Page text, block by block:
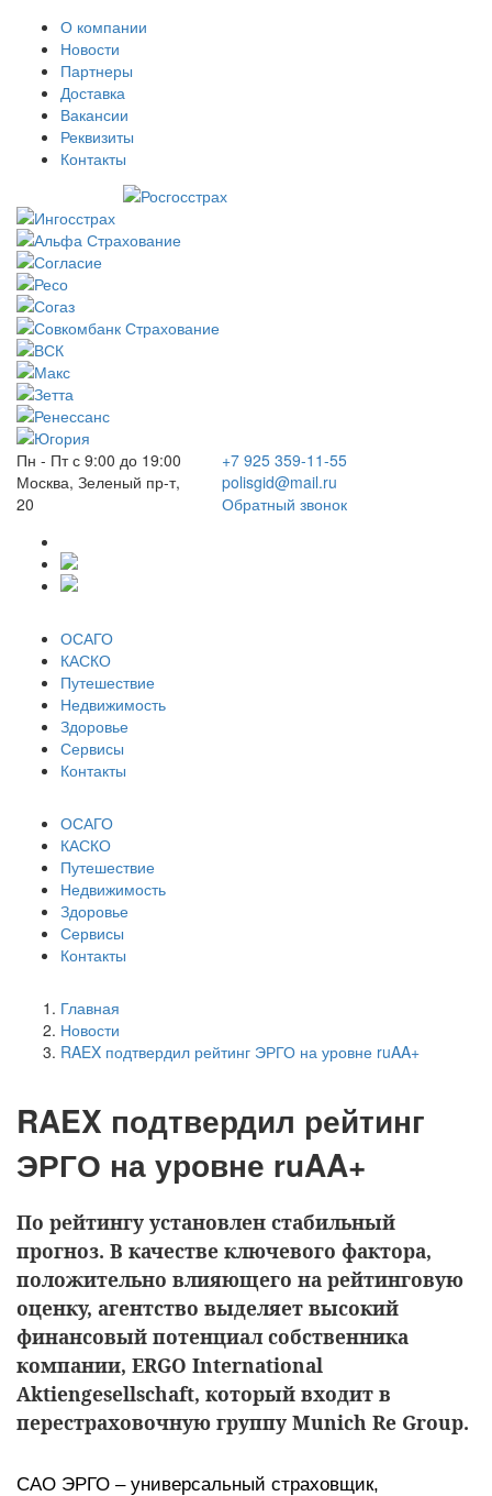
О компании
Новости
Партнеры
Доставка
Вакансии
Реквизиты
Контакты
Пн - Пт с 9:00 до 19:00
Москва, Зеленый пр-т,
20
+7 925 359-11-55
polisgid@mail.ru
Обратный звонок
ОСАГО
КАСКО
Путешествие
Недвижимость
Здоровье
Сервисы
Контакты
ОСАГО
КАСКО
Путешествие
Недвижимость
Здоровье
Сервисы
Контакты
Главная
Новости
RAEX подтвердил рейтинг ЭРГО на уровне ruAA+
RAEX подтвердил рейтинг
ЭРГО на уровне ruAA+
По рейтингу установлен стабильный
прогноз. В качестве ключевого фактора,
положительно влияющего на рейтинговую
оценку, агентство выделяет высокий
финансовый потенциал собственника
компании, ERGO International
Aktiengesellschaft, который входит в
перестраховочную группу Munich Re Group.
САО ЭРГО – универсальный страховщик,